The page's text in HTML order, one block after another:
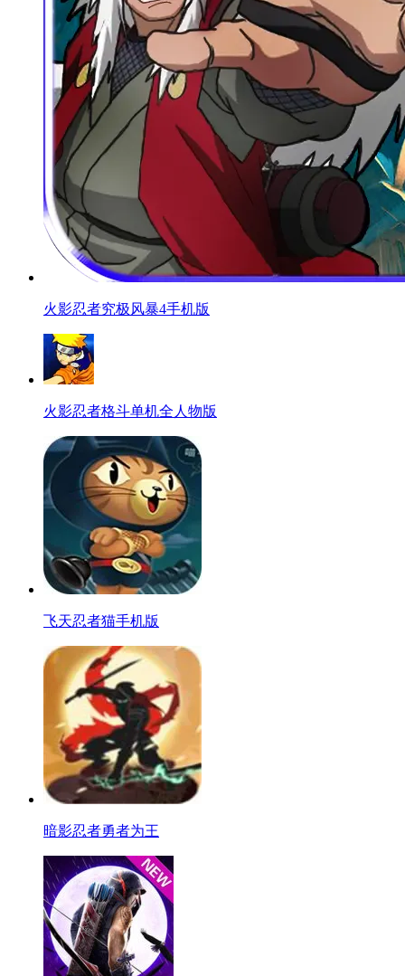
火影忍者究极风暴4手机版
火影忍者格斗单机全人物版
飞天忍者猫手机版
暗影忍者勇者为王